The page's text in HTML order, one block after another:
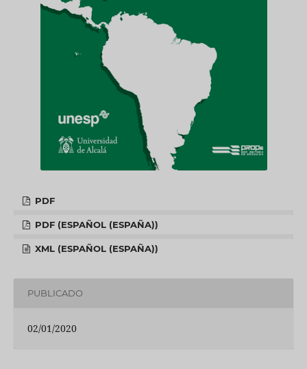
PDF
PDF (ESPAÑOL (ESPAÑA))
XML (ESPAÑOL (ESPAÑA))
PUBLICADO
02/01/2020